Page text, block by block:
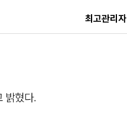
최고관리자
밝혔다.